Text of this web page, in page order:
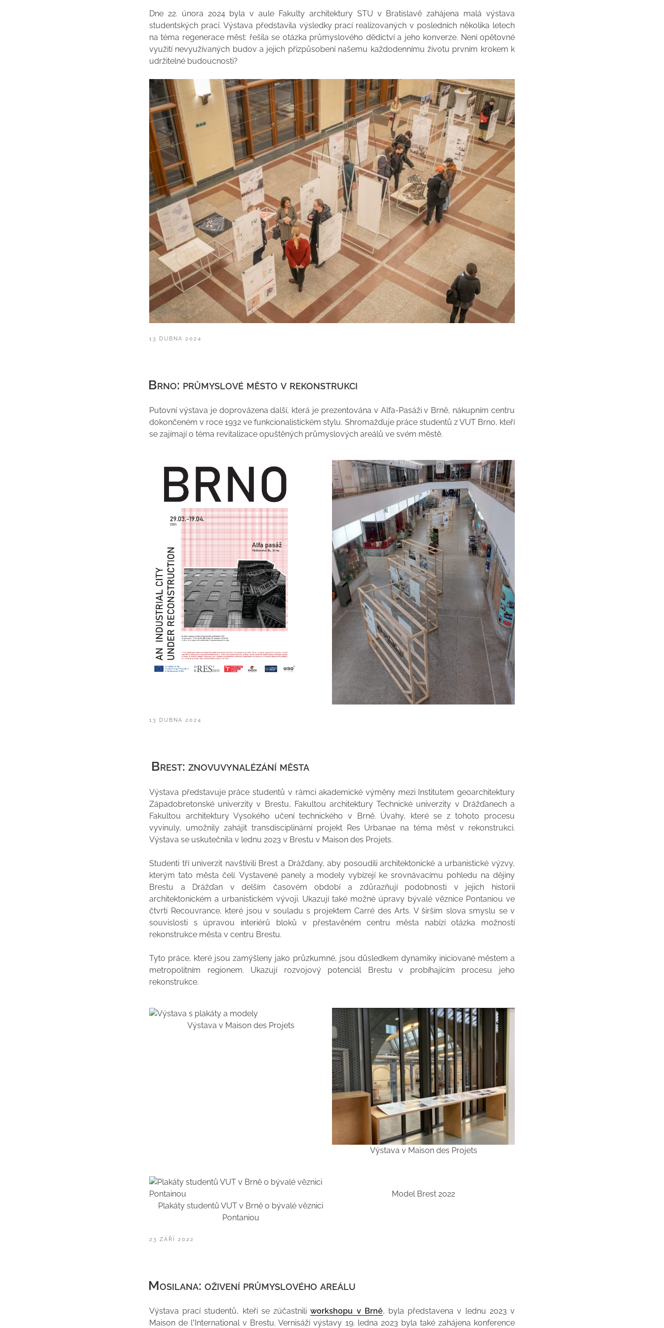
Dne 22. února 2024 byla v aule Fakulty architektury STU v Bratislavě zahájena malá výstava
studentských prací. Výstava představila výsledky prací realizovaných v posledních několika letech
na téma regenerace měst: řešila se otázka průmyslového dědictví a jeho konverze. Není opětovné
využití nevyužívaných budov a jejich přizpůsobení našemu každodennímu životu prvním krokem k
udržitelné budoucnosti?
PUBLIKOVÁNO
13 DUBNA 2024
Brno: průmyslové město v rekonstrukci
Putovní výstava je doprovázena další, která je prezentována v Alfa-Pasáži v Brně, nákupním centru
dokončeném v roce 1932 ve funkcionalistickém stylu. Shromažďuje práce studentů z VUT Brno, kteří
se zajímají o téma revitalizace opuštěných průmyslových areálů ve svém městě.
PUBLIKOVÁNO
13 DUBNA 2024
Brest: znovuvynalézání města
Výstava představuje práce studentů v rámci akademické výměny mezi Institutem geoarchitektury
Západobretonské univerzity v Brestu, Fakultou architektury Technické univerzity v Drážďanech a
Fakultou architektury Vysokého učení technického v Brně. Úvahy, které se z tohoto procesu
vyvinuly, umožnily zahájit transdisciplinární projekt Res Urbanae na téma měst v rekonstrukci.
Výstava se uskutečnila v lednu 2023 v Brestu v Maison des Projets.
Studenti tří univerzit navštívili Brest a Drážďany, aby posoudili architektonické a urbanistické výzvy,
kterým tato města čelí. Vystavené panely a modely vybízejí ke srovnávacímu pohledu na dějiny
Brestu a Drážďan v delším časovém období a zdůrazňují podobnosti v jejich historii
architektonickém a urbanistickém vývoji. Ukazují také možné úpravy bývalé věznice Pontaniou ve
čtvrti Recouvrance, které jsou v souladu s projektem Carré des Arts. V širším slova smyslu se v
souvislosti s úpravou interiérů bloků v přestavěném centru města nabízí otázka možností
rekonstrukce města v centru Brestu.
Tyto práce, které jsou zamýšleny jako průzkumné, jsou důsledkem dynamiky iniciované městem a
metropolitním regionem. Ukazují rozvojový potenciál Brestu v probíhajícím procesu jeho
rekonstrukce.
Výstava v Maison des Projets
Výstava v Maison des Projets
Plakáty studentů VUT v Brně o bývalé věznici
Pontaniou
Model Brest 2022
PUBLIKOVÁNO
23 ZÁŘÍ 2022
Mosilana: oživení průmyslového areálu
Výstava prací studentů, kteří se zúčastniliworkshopu v Brně, byla představena v lednu 2023 v
Maison de l’International v Brestu. Vernisáží výstavy 19. ledna 2023 byla také zahájena konference